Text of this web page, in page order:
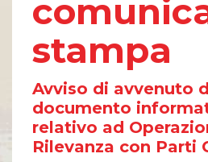
Management
Bilanci e relazioni
Azionisti
Modello Organizzativo
Linee Guida del
Gruppo ASPI
stampa
Avviso di avvenuto
documento
relativo ad
Rilevanza con Parti